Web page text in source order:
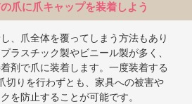
爪に爪キャップを装着しよう
、爪全体を覆ってしまう方法もあり
ラスチック製やビニール製が多く、
剤で爪に装着します。一度装着する
切りを行わずとも、家具への被害や
を防止することが可能です。